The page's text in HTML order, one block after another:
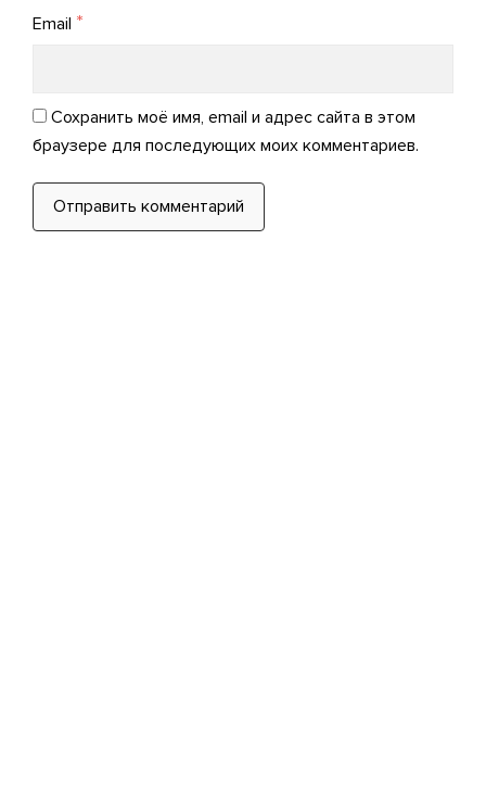
Email *
Сохранить моё имя, email и адрес сайта в этом
браузере для последующих моих комментариев.